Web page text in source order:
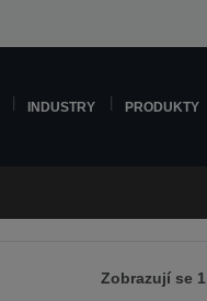
INDUSTRY PRODUKTY
Zobrazují se